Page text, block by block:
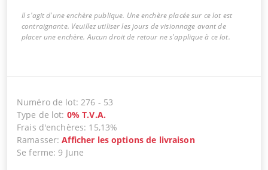
Il s'agit d'une enchère publique. Une enchère placée sur ce lot est
contraignante. Veuillez utiliser les jours de visionnage avant de
placer une enchère. Aucun droit de retour ne s'applique à ce lot.
Numéro de lot:276 - 53
Type de lot: 0% T.V.A.
Frais d'enchères: 15,13%
Ramasser:Afficher les options de livraison
Se ferme: 9 June